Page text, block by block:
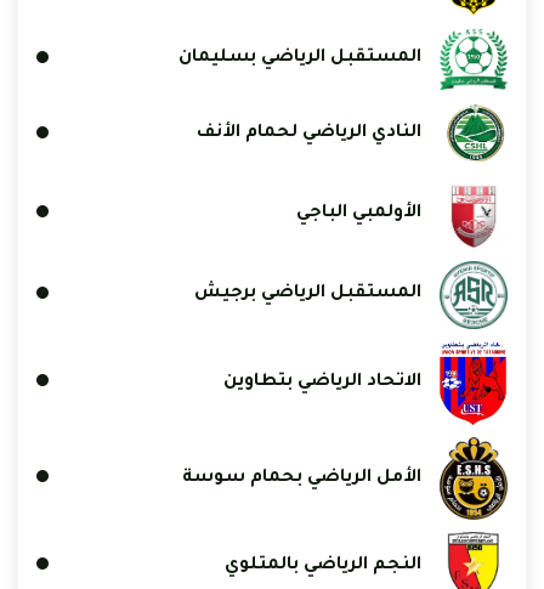
المستقبل الرياضي بسليمان
النادي الرياضي لحمام الأنف
الأولمبي الباجي
المستقبل الرياضي برجيش
الاتحاد الرياضي بتطاوين
الأمل الرياضي بحمام سوسة
النجم الرياضي بالمتلوي